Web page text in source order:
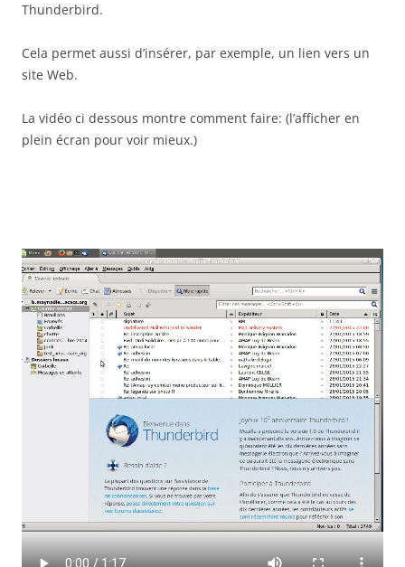
Thunderbird.
Cela permet aussi d’insérer, par exemple, un lien vers un
site Web.
La vidéo ci dessous montre comment faire: (l’afficher en
plein écran pour voir mieux.)